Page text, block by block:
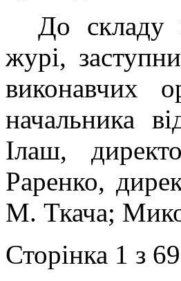
До складу
журі,
виконавчих
начальника
Ілаш,
Раренко,
М. Ткача;
Сторінка 1 з 69